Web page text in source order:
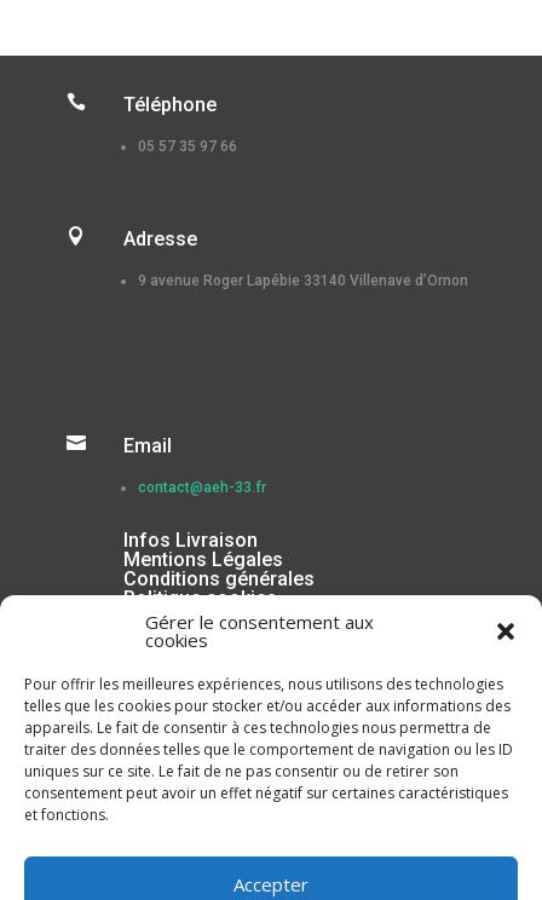
Gérer le consentement aux
cookies
Pour offrir les meilleures expériences, nous utilisons des technologies
telles que les cookies pour stocker et/ou accéder aux informations des
appareils. Le fait de consentir à ces technologies nous permettra de
traiter des données telles que le comportement de navigation ou les ID
uniques sur ce site. Le fait de ne pas consentir ou de retirer son
consentement peut avoir un effet négatif sur certaines caractéristiques
et fonctions.
Accepter
 Téléphone
05 57 35 97 66
 Adresse
9 avenue Roger Lapébie 33140 Villenave d’Ornon
 Email
contact@aeh-33.fr
Infos Livraison
Mentions Légales
Conditions générales
Politique cookies